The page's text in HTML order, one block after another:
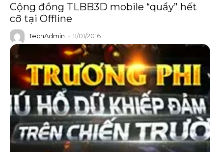
Cộng đồng TLBB3D mobile “quẩy” hết
cỡ tại Offline
TechAdmin - 11/01/2016